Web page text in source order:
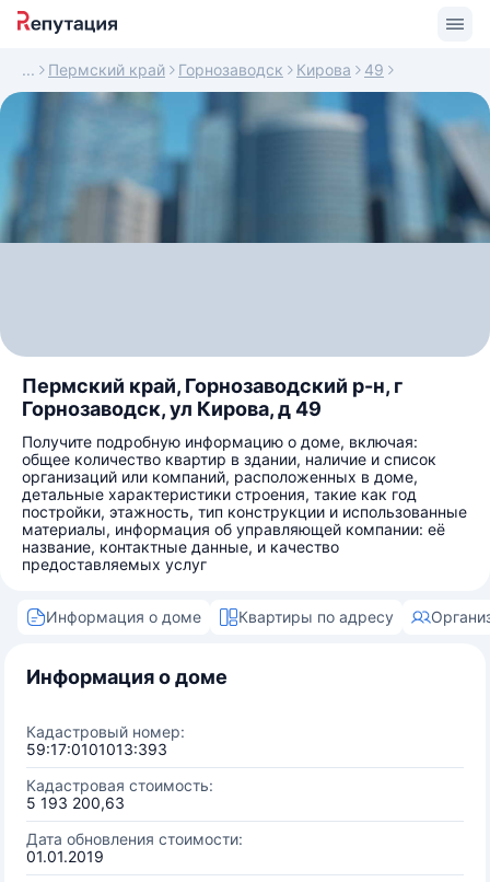
Пермский край Горнозаводск Кирова 49
Пермский край, Горнозаводский р-н, г
Горнозаводск, ул Кирова, д 49
Получите подробную информацию о доме, включая:
общее количество квартир в здании, наличие и список
организаций или компаний, расположенных в доме,
детальные характеристики строения, такие как год
постройки, этажность, тип конструкции и использованные
материалы, информация об управляющей компании: её
название, контактные данные, и качество
предоставляемых услуг
Информация о доме Квартиры по адресу
Информация о доме
Кадастровый номер:
59:17:0101013:393
Кадастровая стоимость:
5 193 200,63
Дата обновления стоимости:
01.01.2019